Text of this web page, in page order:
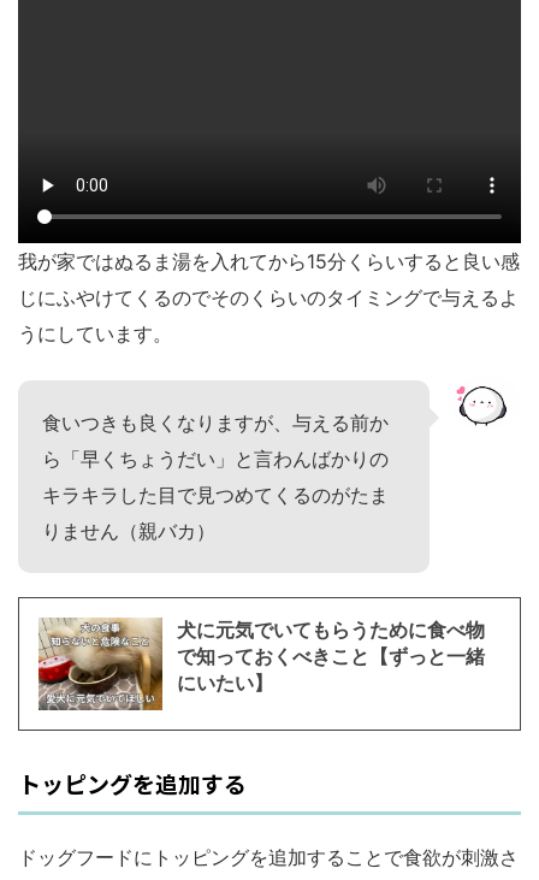
我が家ではぬるま湯を入れてから15分くらいすると良い感
じにふやけてくるのでそのくらいのタイミングで与えるよ
うにしています。
食いつきも良くなりますが、与える前か
ら「早くちょうだい」と言わんばかりの
キラキラした目で見つめてくるのがたま
りません（親バカ）
犬に元気でいてもらうために食べ物
で知っておくべきこと【ずっと一緒
にいたい】
トッピングを追加する
ドッグフードにトッピングを追加することで食欲が刺激さ